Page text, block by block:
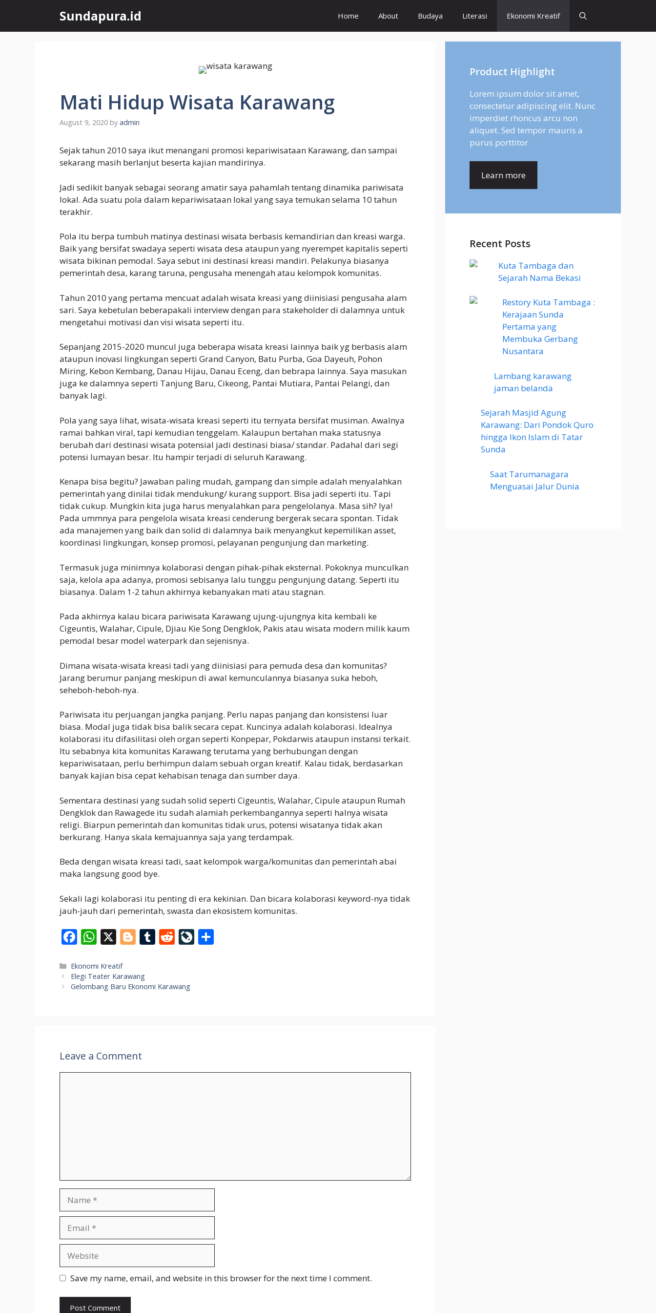
content
Sundapura.id Home About Budaya Literasi Ekonomi Kreatif
Mati Hidup Wisata Karawang
August 9, 2020 by admin
Sejak tahun 2010 saya ikut menangani promosi kepariwisataan Karawang, dan sampai
sekarang masih berlanjut beserta kajian mandirinya.
Jadi sedikit banyak sebagai seorang amatir saya pahamlah tentang dinamika pariwisata
lokal. Ada suatu pola dalam kepariwisataan lokal yang saya temukan selama 10 tahun
terakhir.
Pola itu berpa tumbuh matinya destinasi wisata berbasis kemandirian dan kreasi warga.
Baik yang bersifat swadaya seperti wisata desa ataupun yang nyerempet kapitalis seperti
wisata bikinan pemodal. Saya sebut ini destinasi kreasi mandiri. Pelakunya biasanya
pemerintah desa, karang taruna, pengusaha menengah atau kelompok komunitas.
Tahun 2010 yang pertama mencuat adalah wisata kreasi yang diinisiasi pengusaha alam
sari. Saya kebetulan beberapakali interview dengan para stakeholder di dalamnya untuk
mengetahui motivasi dan visi wisata seperti itu.
Sepanjang 2015-2020 muncul juga beberapa wisata kreasi lainnya baik yg berbasis alam
ataupun inovasi lingkungan seperti Grand Canyon, Batu Purba, Goa Dayeuh, Pohon
Miring, Kebon Kembang, Danau Hijau, Danau Eceng, dan bebrapa lainnya. Saya masukan
juga ke dalamnya seperti Tanjung Baru, Cikeong, Pantai Mutiara, Pantai Pelangi, dan
banyak lagi.
Pola yang saya lihat, wisata-wisata kreasi seperti itu ternyata bersifat musiman. Awalnya
ramai bahkan viral, tapi kemudian tenggelam. Kalaupun bertahan maka statusnya
berubah dari destinasi wisata potensial jadi destinasi biasa/ standar. Padahal dari segi
potensi lumayan besar. Itu hampir terjadi di seluruh Karawang.
Kenapa bisa begitu? Jawaban paling mudah, gampang dan simple adalah menyalahkan
pemerintah yang dinilai tidak mendukung/ kurang support. Bisa jadi seperti itu. Tapi
tidak cukup. Mungkin kita juga harus menyalahkan para pengelolanya. Masa sih? Iya!
Pada ummnya para pengelola wisata kreasi cenderung bergerak secara spontan. Tidak
ada manajemen yang baik dan solid di dalamnya baik menyangkut kepemilikan asset,
koordinasi lingkungan, konsep promosi, pelayanan pengunjung dan marketing.
Termasuk juga minimnya kolaborasi dengan pihak-pihak eksternal. Pokoknya munculkan
saja, kelola apa adanya, promosi sebisanya lalu tunggu pengunjung datang. Seperti itu
biasanya. Dalam 1-2 tahun akhirnya kebanyakan mati atau stagnan.
Pada akhirnya kalau bicara pariwisata Karawang ujung-ujungnya kita kembali ke
Cigeuntis, Walahar, Cipule, Djiau Kie Song Dengklok, Pakis atau wisata modern milik kaum
pemodal besar model waterpark dan sejenisnya.
Dimana wisata-wisata kreasi tadi yang diinisiasi para pemuda desa dan komunitas?
Jarang berumur panjang meskipun di awal kemunculannya biasanya suka heboh,
seheboh-heboh-nya.
Pariwisata itu perjuangan jangka panjang. Perlu napas panjang dan konsistensi luar
biasa. Modal juga tidak bisa balik secara cepat. Kuncinya adalah kolaborasi. Idealnya
kolaborasi itu difasilitasi oleh organ seperti Konpepar, Pokdarwis ataupun instansi terkait.
Itu sebabnya kita komunitas Karawang terutama yang berhubungan dengan
kepariwisataan, perlu berhimpun dalam sebuah organ kreatif. Kalau tidak, berdasarkan
banyak kajian bisa cepat kehabisan tenaga dan sumber daya.
Sementara destinasi yang sudah solid seperti Cigeuntis, Walahar, Cipule ataupun Rumah
Dengklok dan Rawagede itu sudah alamiah perkembangannya seperti halnya wisata
religi. Biarpun pemerintah dan komunitas tidak urus, potensi wisatanya tidak akan
berkurang. Hanya skala kemajuannya saja yang terdampak.
Beda dengan wisata kreasi tadi, saat kelompok warga/komunitas dan pemerintah abai
maka langsung good bye.
Sekali lagi kolaborasi itu penting di era kekinian. Dan bicara kolaborasi keyword-nya tidak
jauh-jauh dari pemerintah, swasta dan ekosistem komunitas.
F
e
b
W
at
s
X Bl
g
T
bl
R
di
Li
Categories
Ekonomi Kreatif
Elegi Teater Karawang
Gelombang Baru Ekonomi Karawang
Leave a Comment
Save my name, email, and website in this browser for the next time I comment.
Product Highlight
Lorem ipsum dolor sit amet,
consectetur adipiscing elit. Nunc
imperdiet rhoncus arcu non
aliquet. Sed tempor mauris a
purus porttitor
Learn more
Recent Posts
Kuta Tambaga dan
Sejarah Nama Bekasi
Restory Kuta Tambaga :
Kerajaan Sunda
Pertama yang
Membuka Gerbang
Nusantara
Lambang karawang
jaman belanda
Sejarah Masjid Agung
Karawang: Dari Pondok Quro
hingga Ikon Islam di Tatar
Sunda
Saat Tarumanagara
Menguasai Jalur Dunia